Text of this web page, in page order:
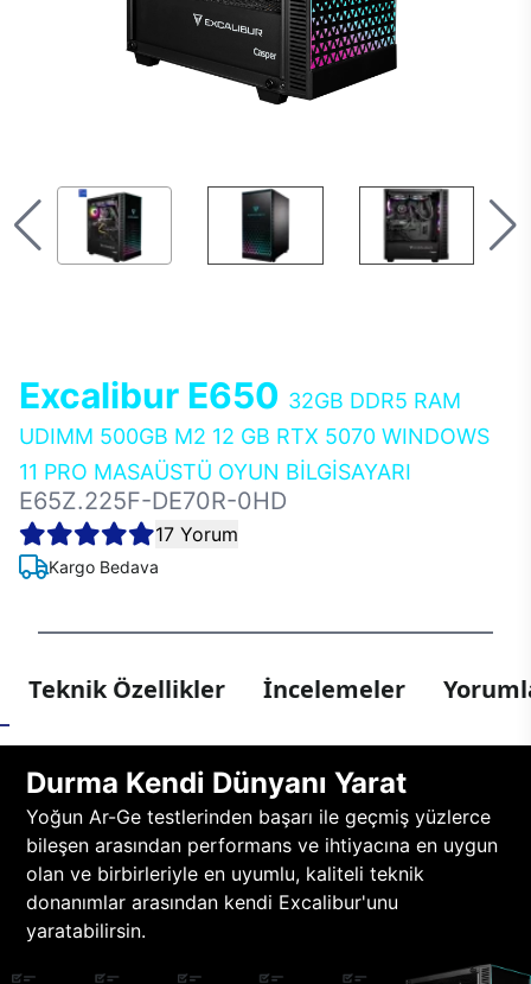
Excalibur E650 32GB DDR5 RAM
UDIMM 500GB M2 12 GB RTX 5070 WINDOWS
11 PRO MASAÜSTÜ OYUN BİLGİSAYARI
E65Z.225F-DE70R-0HD
17 Yorum
Kargo Bedava
Teknik Özellikler İncelemeler
Durma Kendi Dünyanı Yarat
Yoğun Ar-Ge testlerinden başarı ile geçmiş yüzlerce
bileşen arasından performans ve ihtiyacına en uygun
olan ve birbirleriyle en uyumlu, kaliteli teknik
donanımlar arasından kendi Excalibur'unu
yaratabilirsin.